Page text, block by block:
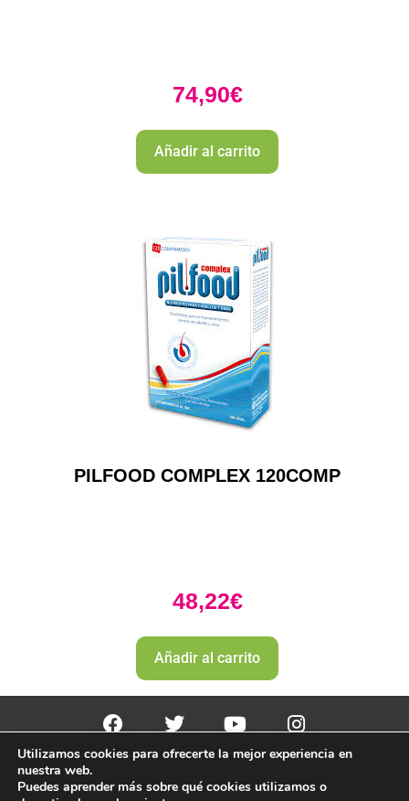
74,90€
Añadir al carrito
PILFOOD COMPLEX 120COMP
48,22€
Añadir al carrito
PharmaZone © 2022 | |Politica envio y devoluciones.
Utilizamos cookies para ofrecerte la mejor experiencia en
nuestra web.
Puedes aprender más sobre qué cookies utilizamos o